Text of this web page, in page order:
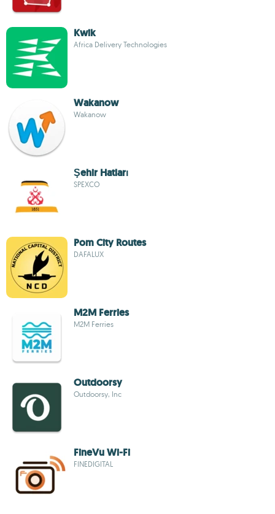
Kwik
Africa Delivery Technologies
Wakanow
Wakanow
Şehir Hatları
SPEXCO
Pom City Routes
DAFALUX
M2M Ferries
M2M Ferries
Outdoorsy
Outdoorsy, Inc
FineVu Wi-Fi
FINEDIGITAL